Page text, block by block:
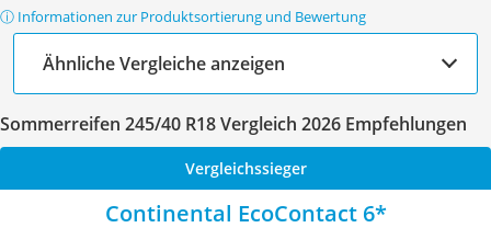
ⓘ Informationen zur Produktsortierung und Bewertung
Ähnliche Vergleiche anzeigen
Sommerreifen 245/40 R18 Vergleich 2026 Empfehlungen
Vergleichssieger
Continental EcoContact 6